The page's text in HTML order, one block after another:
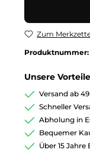
Zum
Produktnummer:
Unsere Vorteile
Versand ab
Schneller
Abholung in
Bequemer
Über 15